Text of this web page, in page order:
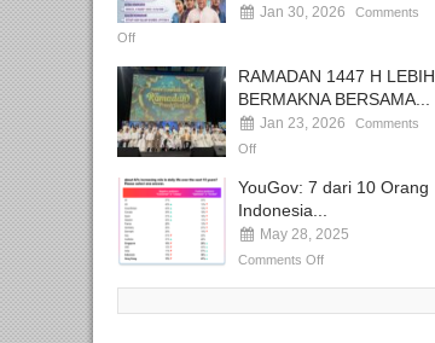
Jan 30, 2026
Comments
Off
RAMADAN 1447 H LEBIH
BERMAKNA BERSAMA...
Jan 23, 2026
Comments
Off
YouGov: 7 dari 10 Orang
Indonesia...
May 28, 2025
Comments Off